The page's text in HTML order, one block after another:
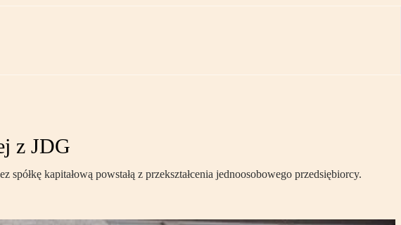
z JDG
kapitałową powstałą z przekształcenia jednoosobowego przedsiębiorcy.